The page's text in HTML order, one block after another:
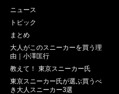
ニュース
トピック
まとめ
大人がこのスニーカーを買う理
由｜小澤匡行
教えて！ 東京スニーカー氏
東京スニーカー氏が選ぶ買うべ
き大人スニーカー3選